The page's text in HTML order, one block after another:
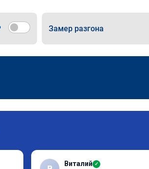
Замер разгона
Виталий ✓